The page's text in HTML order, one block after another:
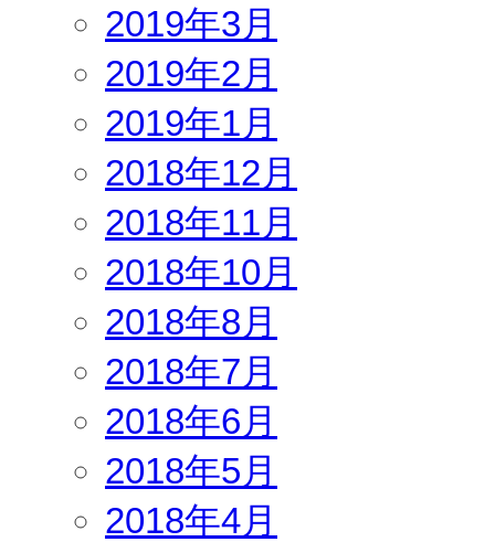
2019年3月
2019年2月
2019年1月
2018年12月
2018年11月
2018年10月
2018年8月
2018年7月
2018年6月
2018年5月
2018年4月